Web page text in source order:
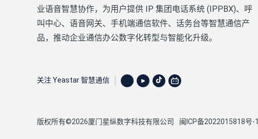
业语音智慧协作，为用户提供 IP 集团电话系统 (IPPBX)、呼
叫中心、语音网关、手机端通信软件、话务台等智慧通信产
品，推动企业通信办公数字化转型与智能化升级。
关注 Yeastar 智慧通信
版权所有©2026厦门星纵数字科技有限公司 闽ICP备2022015818号-1